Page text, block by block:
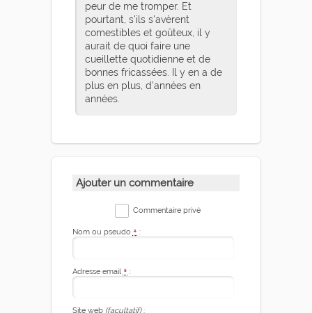
peur de me tromper. Et
pourtant, s'ils s'avèrent
comestibles et goûteux, il y
aurait de quoi faire une
cueillette quotidienne et de
bonnes fricassées. Il y en a de
plus en plus, d'années en
années.
Ajouter un commentaire
Commentaire privé
Nom ou pseudo * :
Adresse email * :
Site web (facultatif):